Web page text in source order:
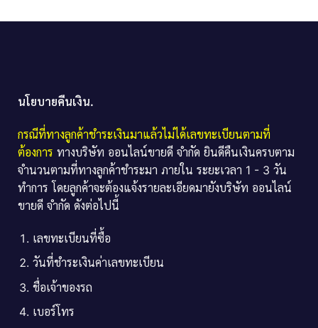
นโยบายคืนเงิน.
กรณีที่ทางลูกค้าชำระเงินมาแล้วไม่ได้เลขทะเบียนตามที่
ต้องการ ทางบริษัท ออนไลน์ขายดี จำกัด ยินดีคืนเงินครบตาม
จำนวนตามที่ทางลูกค้าชำระมา ภายใน ระยะเวลา 1 - 3 วัน
ทำการ โดยลูกค้าจะต้องแจ้งรายละเอียดมายังบริษัท ออนไลน์
ขายดี จำกัด ดังต่อไปนี้
เลขทะเบียนที่ซื้อ
วันที่ชำระเงินค่าเลขทะเบียน
ชื่อเจ้าของรถ
เบอร์โทร